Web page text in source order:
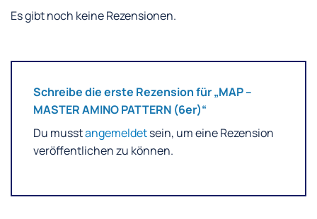
Es gibt noch keine Rezensionen.
Schreibe die erste Rezension für „MAP –
MASTER AMINO PATTERN (6er)“
Du musstangemeldetsein, um eine Rezension
veröffentlichen zu können.